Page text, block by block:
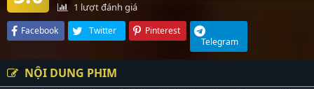
1 lượt đánh giá
Facebook Twitter
Pinterest
Telegram
NỘI DUNG PHIM